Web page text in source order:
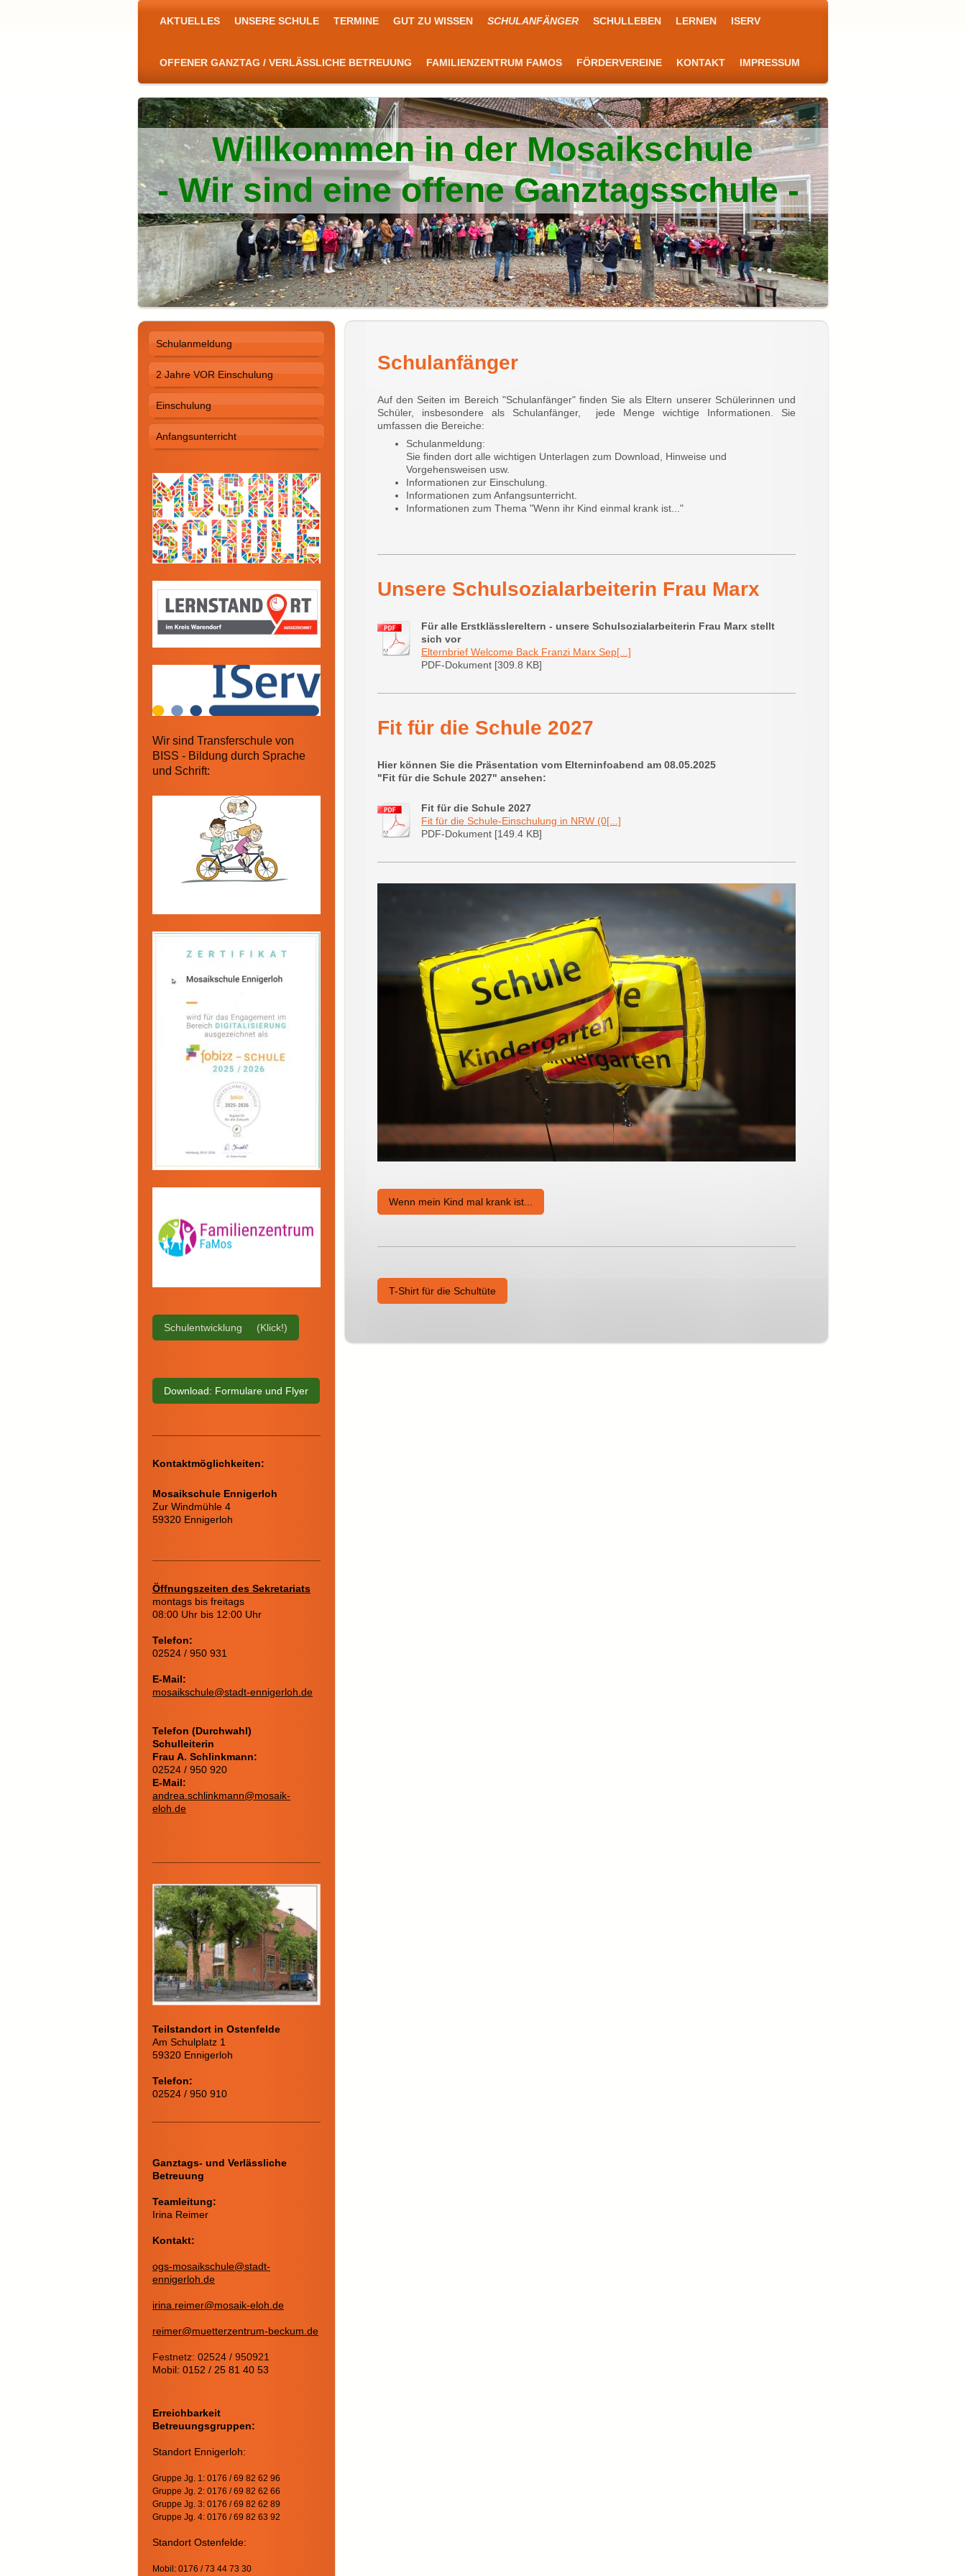
AKTUELLES UNSERE SCHULE TERMINE GUT ZU WISSEN SCHULANFÄNGER SCHULLEBEN LERNEN ISERV
OFFENER GANZTAG / VERLÄSSLICHE BETREUUNG FAMILIENZENTRUM FAMOS FÖRDERVEREINE KONTAKT IMPRESSUM
Willkommen in der Mosaikschule
- Wir sind eine offene Ganztagsschule -
Schulanfänger
Auf den Seiten im Bereich "Schulanfänger" finden Sie als Eltern unserer Schülerinnen und
Schüler, insbesondere als Schulanfänger, jede Menge wichtige Informationen. Sie
umfassen die Bereiche:
Schulanmeldung:
Sie finden dort alle wichtigen Unterlagen zum Download, Hinweise und
Vorgehensweisen usw.
Informationen zur Einschulung.
Informationen zum Anfangsunterricht.
Informationen zum Thema "Wenn ihr Kind einmal krank ist..."
Unsere Schulsozialarbeiterin Frau Marx
Für alle Erstklässlereltern - unsere Schulsozialarbeiterin Frau Marx stellt
sich vor
Elternbrief Welcome Back Franzi Marx Sep[...]
PDF-Dokument [309.8 KB]
Fit für die Schule 2027
Hier können Sie die Präsentation vom Elterninfoabend am 08.05.2025
"Fit für die Schule 2027" ansehen:
Fit für die Schule 2027
Fit für die Schule-Einschulung in NRW (0[...]
PDF-Dokument [149.4 KB]
Wenn mein Kind mal krank ist...
T-Shirt für die Schultüte
Schulanmeldung
2 Jahre VOR Einschulung
Einschulung
Anfangsunterricht
Wir sind Transferschule von
BISS - Bildung durch Sprache
und Schrift:
Schulentwicklung (Klick!)
Download: Formulare und Flyer
Kontaktmöglichkeiten:
Mosaikschule Ennigerloh
Zur Windmühle 4
59320 Ennigerloh
Öffnungszeiten des Sekretariats
montags bis freitags
08:00 Uhr bis 12:00 Uhr
Telefon:
02524 / 950 931
E-Mail:
mosaikschule@stadt-ennigerloh.de
Telefon (Durchwahl)
Schulleiterin
Frau A. Schlinkmann:
02524 / 950 920
E-Mail:
andrea.schlinkmann@mosaik-
eloh.de
Teilstandort in Ostenfelde
Am Schulplatz 1
59320 Ennigerloh
Telefon:
02524 / 950 910
Ganztags- und Verlässliche
Betreuung
Teamleitung:
Irina Reimer
Kontakt:
ogs-mosaikschule@stadt-
ennigerloh.de
irina.reimer@mosaik-eloh.de
reimer@muetterzentrum-beckum.de
Festnetz: 02524 / 950921
Mobil: 0152 / 25 81 40 53
Erreichbarkeit
Betreuungsgruppen:
Standort Ennigerloh:
Gruppe Jg. 1: 0176 / 69 82 62 96
Gruppe Jg. 2: 0176 / 69 82 62 66
Gruppe Jg. 3: 0176 / 69 82 62 89
Gruppe Jg. 4: 0176 / 69 82 63 92
Standort Ostenfelde:
Mobil: 0176 / 73 44 73 30